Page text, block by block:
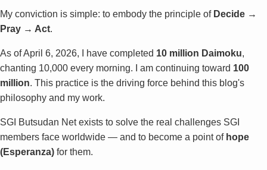
My conviction is simple: to embody the principle of Decide →
Pray → Act.
As of April 6, 2026, I have completed 10 million Daimoku,
chanting 10,000 every morning. I am continuing toward 100
million. This practice is the driving force behind this blog's
philosophy and my work.
SGI Butsudan Net exists to solve the real challenges SGI
members face worldwide — and to become a point of hope
(Esperanza) for them.